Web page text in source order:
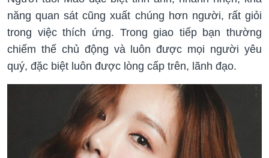
năng quan sát cũng xuất chúng hơn người, rất giỏi
trong việc thích ứng. Trong giao tiếp bạn thường
chiếm thế chủ động và luôn được mọi người yêu
quý, đặc biệt luôn được lòng cấp trên, lãnh đạo.